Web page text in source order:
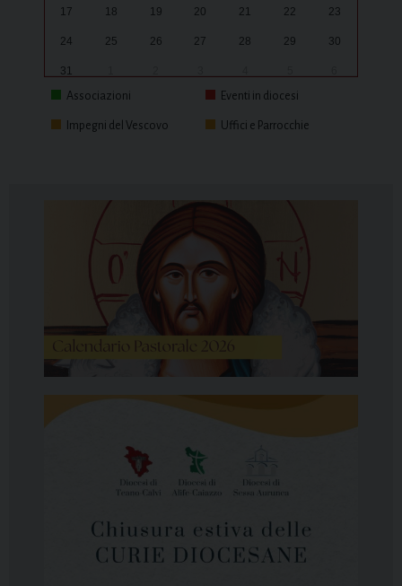
17 18 19 20 21 22 23
24 25 26 27 28 29 30
31
Associazioni
Eventi in diocesi
Impegni del Vescovo Uffici e Parrocchie